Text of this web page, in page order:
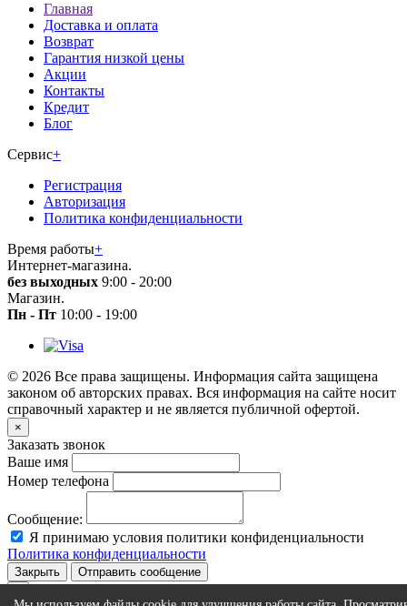
Главная
Доставка и оплата
Возврат
Гарантия низкой цены
Акции
Контакты
Кредит
Блог
Сервис+
Регистрация
Авторизация
Политика конфиденциальности
Время работы+
Интернет-магазина.
без выходных 9:00 - 20:00
Магазин.
Пн - Пт 10:00 - 19:00
© 2026 Все права защищены. Информация сайта защищена
законом об авторских правах. Вся информация на сайте носит
справочный характер и не является публичной офертой.
×
Заказать звонок
Ваше имя
Номер телефона
Сообщение:
Я принимаю условия политики конфиденциальности
Политика конфиденциальности
Закрыть
Отправить сообщение